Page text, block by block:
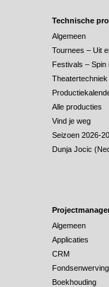
Technische
Algemeen
Tournees – Uit
Festivals – Spin
Alle producties
Vind je weg
Seizoen 2026-
Dunja Jocic
Algemeen
Applicaties
CRM
Fondsenwerving
Boekhouding